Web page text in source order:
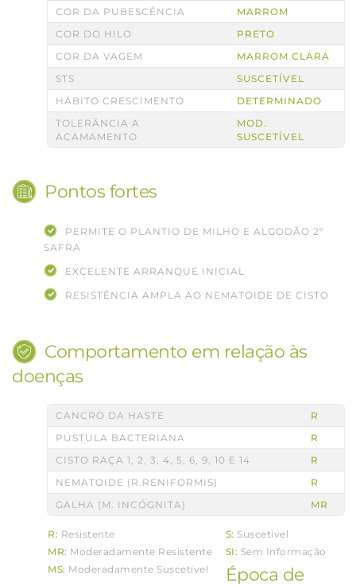
COR DA PUBESCÊNCIA
MARROM
COR DO HILO
PRETO
COR DA VAGEM
MARROM CLARA
STS
SUSCETÍVEL
HÁBITO CRESCIMENTO
DETERMINADO
TOLERÂNCIA A
ACAMAMENTO
MOD.
SUSCETÍVEL
Pontos fortes
PERMITE O PLANTIO DE MILHO E ALGODÃO 2º
SAFRA
EXCELENTE ARRANQUE INICIAL
RESISTÊNCIA AMPLA AO NEMATOIDE DE CISTO
Comportamento em relação às
doenças
CANCRO DA HASTE
R
PÚSTULA BACTERIANA
R
CISTO RAÇA 1, 2, 3, 4, 5, 6, 9, 10 E 14
R
NEMATOIDE (R.RENIFORMIS)
R
GALHA (M. INCÓGNITA)
MR
R: Resistente S: Suscetível
MR: Moderadamente Resistente SI: Sem Informação
MS: Moderadamente Suscetível
Época de